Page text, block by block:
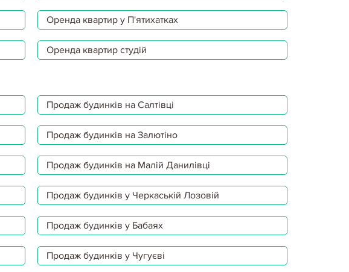
Оренда квартир у П'ятихатках
Оренда квартир студій
Продаж будинків на Салтівці
Продаж будинків на Залютіно
Продаж будинків на Малій Данилівці
Продаж будинків у Черкаській Лозовій
Продаж будинків у Бабаях
Продаж будинків у Чугуєві